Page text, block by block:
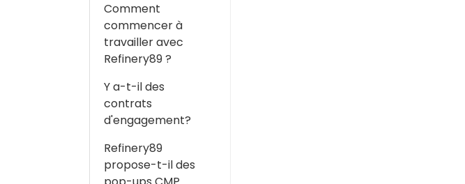
Comment
commencer à
travailler avec
Refinery89 ?
Y a-t-il des
contrats
d'engagement?
Refinery89
propose-t-il des